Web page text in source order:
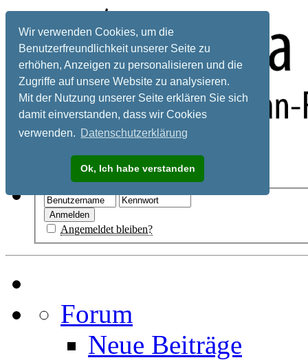
Wir verwenden Cookies, um die
Benutzerfreundlichkeit unserer Seite zu
erhöhen, Anzeigen zu personalisieren und die
Zugriffe auf unsere Website zu analysieren.
Mit der Nutzung unserer Seite erklären Sie sich
damit einverstanden, dass wir Cookies
verwenden. Datenschutzerklärung
Ok, Ich habe verstanden
Registrieren
Angemeldet bleiben?
Forum
Neue Beiträge